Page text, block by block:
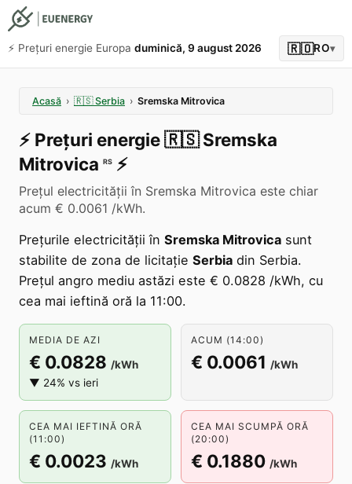
⚡️ Prețuri energie Europa duminică, 9 august 2026 🇷🇴RO▾
Acasă › 🇷🇸 Serbia › Sremska Mitrovica
⚡️ Prețuri energie🇷🇸 Sremska
Mitrovica RS ⚡️
Prețul electricității în Sremska Mitrovica este chiar
acum € 0.0061 /kWh.
Prețurile electricității în Sremska Mitrovica sunt
stabilite de zona de licitație Serbia din Serbia.
Prețul angro mediu astăzi este € 0.0828 /kWh, cu
cea mai ieftină oră la 11:00.
MEDIA DE AZI
€ 0.0828 /kWh
▼ 24% vs ieri
ACUM (14:00)
€ 0.0061 /kWh
CEA MAI IEFTINĂ ORĂ
(11:00)
€ 0.0023 /kWh
CEA MAI SCUMPĂ ORĂ
(20:00)
€ 0.1880 /kWh